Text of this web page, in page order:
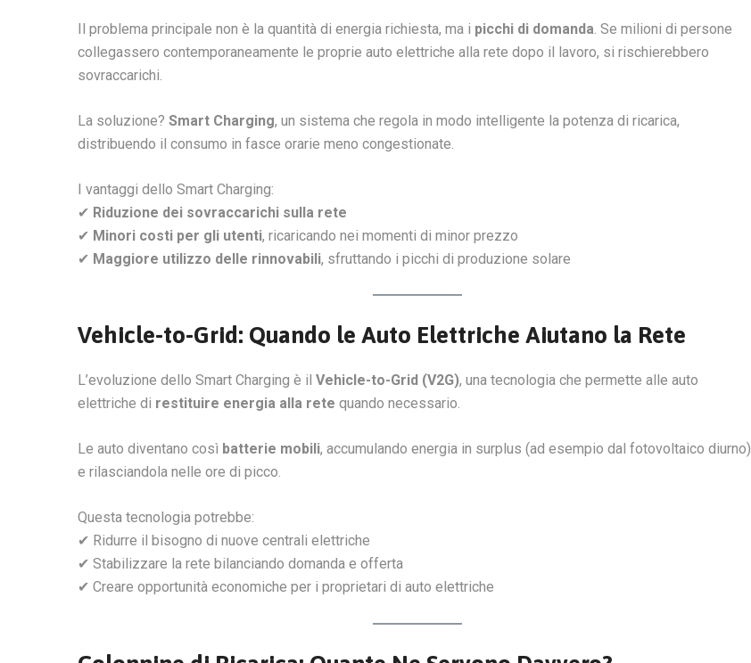
Il problema principale non è la quantità di energia richiesta, ma i picchi di domanda . Se milioni di persone
collegassero contemporaneamente le proprie auto elettriche alla rete dopo il lavoro, si rischierebbero
sovraccarichi.
La soluzione? Smart Charging, un sistema che regola in modo intelligente la potenza di ricarica,
distribuendo il consumo in fasce orarie meno congestionate.
I vantaggi dello Smart Charging:
✔ Riduzione dei sovraccarichi sulla rete
✔ Minori costi per gli utenti, ricaricando nei momenti di minor prezzo
✔ Maggiore utilizzo delle rinnovabili, sfruttando i picchi di produzione solare
Vehicle-to-Grid: Quando le Auto Elettriche Aiutano la Rete
L’evoluzione dello Smart Charging è il Vehicle-to-Grid (V2G), una tecnologia che permette alle auto
elettriche di restituire energia alla rete quando necessario.
Le auto diventano così batterie mobili, accumulando energia in surplus (ad esempio dal fotovoltaico diurno)
e rilasciandola nelle ore di picco.
Questa tecnologia potrebbe:
✔ Ridurre il bisogno di nuove centrali elettriche
✔ Stabilizzare la rete bilanciando domanda e offerta
✔ Creare opportunità economiche per i proprietari di auto elettriche